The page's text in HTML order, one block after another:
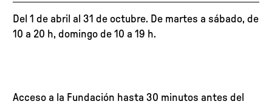
Del 1 de abril al 31 de octubre. De martes a sábado, de
10 a 20 h, domingo de 10 a 19 h.
Acceso a la Fundación hasta 30 minutos antes del